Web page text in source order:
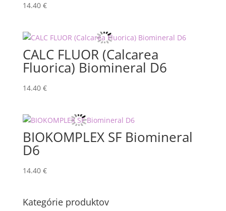
14.40 €
CALC FLUOR (Calcarea
Fluorica) Biomineral D6
14.40 €
BIOKOMPLEX SF Biomineral
D6
14.40 €
Kategórie produktov